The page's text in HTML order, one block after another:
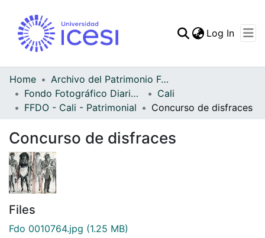
Statistics
Log In
Home
Archivo del Patrimonio Fotográfico y Fílmico del Valle del Cauca
Fondo Fotográfico Diario Occidente
Cali
FFDO - Cali - Patrimonial
Concurso de disfraces
Concurso de disfraces
Files
Fdo 0010764.jpg (1.25 MB)